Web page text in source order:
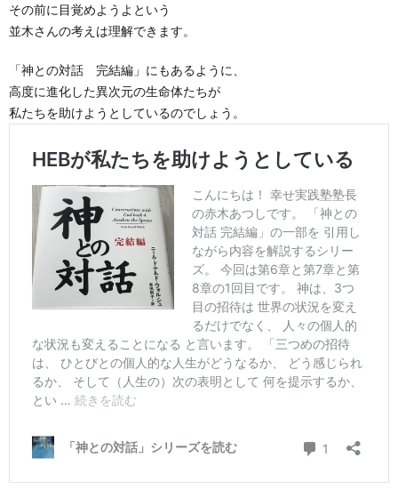
その前に目覚めようよという
並木さんの考えは理解できます。
「神との対話 完結編」にもあるように、
高度に進化した異次元の生命体たちが
私たちを助けようとしているのでしょう。